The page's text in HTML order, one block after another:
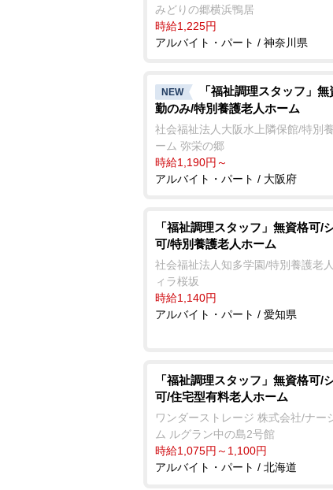
みどりの郷横浜鴨居
時給1,225円
アルバイト・パート / 神奈川県
NEW
「福祉調理スタッフ」無
勤のみ/特別養護老人ホーム
社会福祉法人大阪水上隣保館/特別
ーム 弥栄の郷
時給1,190円～
アルバイト・パート / 大阪府
「福祉調理スタッフ」無資格可/
可/特別養護老人ホーム
社会福祉法人知多学園/特別養護老
ィラ桜坂
時給1,140円
アルバイト・パート / 愛知県
「福祉調理スタッフ」無資格可/
可/住宅型有料老人ホーム
ワンダーストレージ 株式会社/ナー
ム ルグラン中の島2号館
時給1,075円～1,100円
アルバイト・パート / 北海道